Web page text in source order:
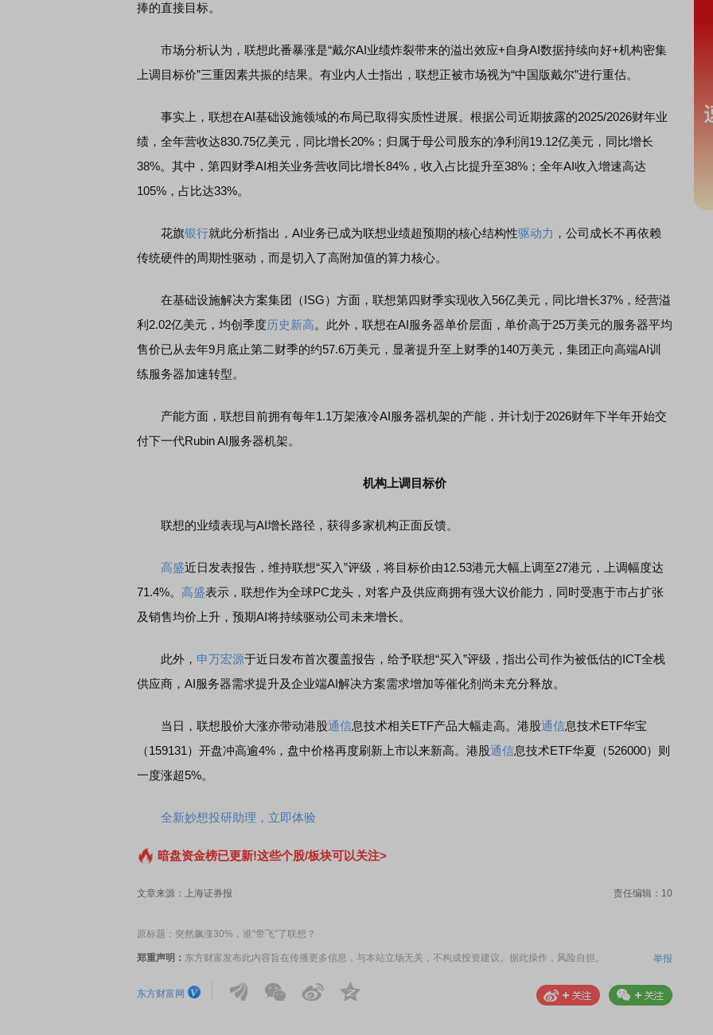
捧的直接目标。
市场分析认为，联想此番暴涨是“戴尔AI业绩炸裂带来的溢出效应+自身AI数据持续向好+机构密集
上调目标价”三重因素共振的结果。有业内人士指出，联想正被市场视为“中国版戴尔”进行重估。
事实上，联想在AI基础设施领域的布局已取得实质性进展。根据公司近期披露的2025/2026财年业
绩，全年营收达830.75亿美元，同比增长20%；归属于母公司股东的净利润19.12亿美元，同比增长
38%。其中，第四财季AI相关业务营收同比增长84%，收入占比提升至38%；全年AI收入增速高达
105%，占比达33%。
花旗银行就此分析指出，AI业务已成为联想业绩超预期的核心结构性驱动力 ，公司成长不再依赖
传统硬件的周期性驱动，而是切入了高附加值的算力核心。
在基础设施解决方案集团（ISG）方面，联想第四财季实现收入56亿美元，同比增长37%，经营溢
利2.02亿美元，均创季度历史新高。此外，联想在AI服务器单价层面，单价高于25万美元的服务器平均
售价已从去年9月底止第二财季的约57.6万美元，显著提升至上财季的140万美元，集团正向高端AI训
练服务器加速转型。
产能方面，联想目前拥有每年1.1万架液冷AI服务器机架的产能，并计划于2026财年下半年开始交
付下一代Rubin AI服务器机架。
机构上调目标价
联想的业绩表现与AI增长路径，获得多家机构正面反馈。
高盛近日发表报告，维持联想“买入”评级，将目标价由12.53港元大幅上调至27港元，上调幅度达
71.4%。 高盛表示，联想作为全球PC龙头，对客户及供应商拥有强大议价能力，同时受惠于市占扩张
及销售均价上升，预期AI将持续驱动公司未来增长。
此外， 申万宏源于近日发布首次覆盖报告，给予联想“买入”评级，指出公司作为被低估的ICT全栈
供应商，AI服务器需求提升及企业端AI解决方案需求增加等催化剂尚未充分释放。
当日，联想股价大涨亦带动港股通信息技术相关ETF产品大幅走高。港股通信息技术ETF华宝
（159131）开盘冲高逾4%，盘中价格再度刷新上市以来新高。港股通信息技术ETF华夏（526000）则
一度涨超5%。
全新妙想投研助理，立即体验
暗盘资金榜已更新!这些个股/板块可以关注>
文章来源：上海证券报 责任编辑：10
原标题：突然飙涨30%，谁“带飞”了联想？
郑重声明： 东方财富发布此内容旨在传播更多信息，与本站立场无关，不构成投资建议。据此操作，风险自担。 举报
东方财富网